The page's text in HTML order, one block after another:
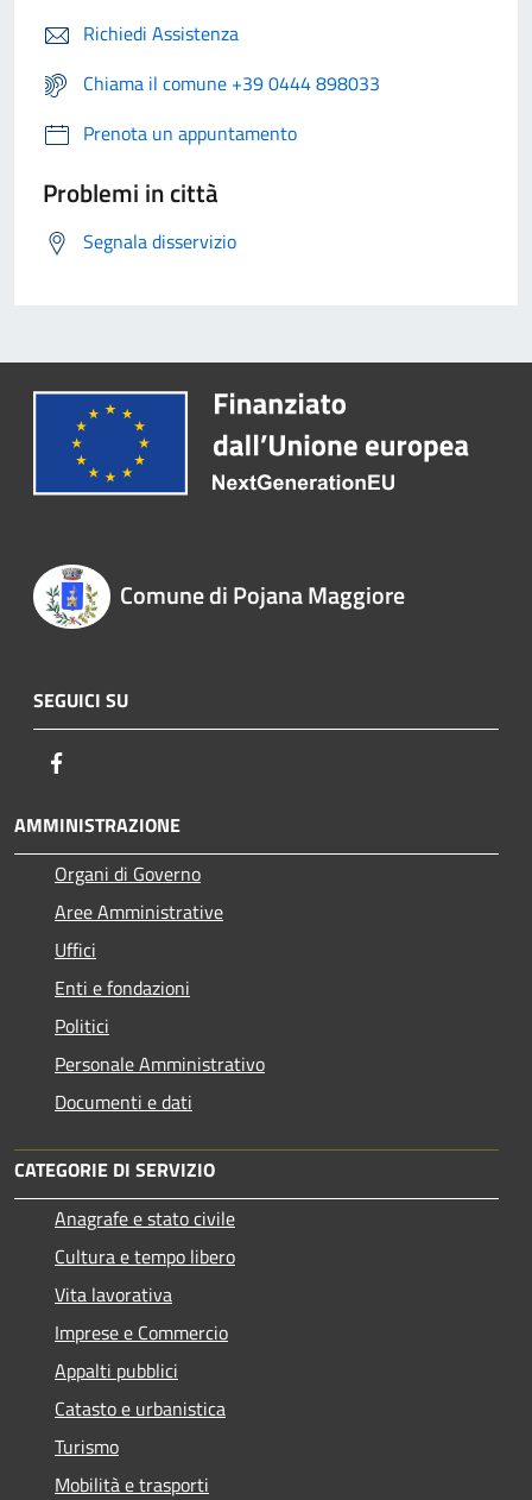
Richiedi Assistenza
Chiama il comune +39 0444 898033
Prenota un appuntamento
Problemi in città
Segnala disservizio
Comune di Pojana Maggiore
SEGUICI SU
AMMINISTRAZIONE
Organi di Governo
Aree Amministrative
Uffici
Enti e fondazioni
Politici
Personale Amministrativo
Documenti e dati
CATEGORIE DI SERVIZIO
Anagrafe e stato civile
Cultura e tempo libero
Vita lavorativa
Imprese e Commercio
Appalti pubblici
Catasto e urbanistica
Turismo
Mobilità e trasporti